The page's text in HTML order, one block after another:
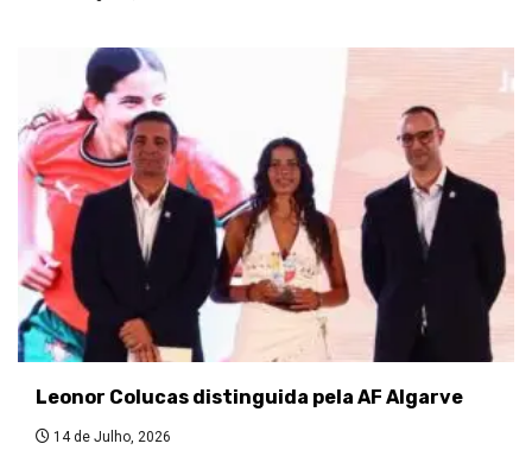
Leonor Colucas distinguida pela AF Algarve
14 de Julho, 2026